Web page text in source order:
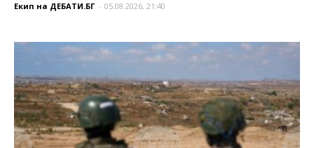
Екип на ДЕБАТИ.БГ - 05.08.2026, 21:40